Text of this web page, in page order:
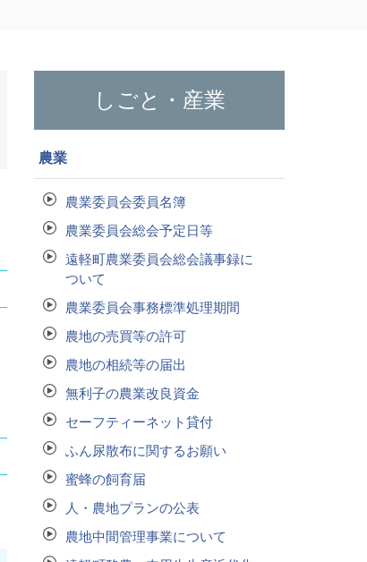
しごと・産業
農業
農業委員会委員名簿
農業委員会総会予定日等
遠軽町農業委員会総会議事録に
ついて
農業委員会事務標準処理期間
農地の売買等の許可
農地の相続等の届出
無利子の農業改良資金
セーフティーネット貸付
ふん尿散布に関するお願い
蜜蜂の飼育届
人・農地プランの公表
農地中間管理事業について